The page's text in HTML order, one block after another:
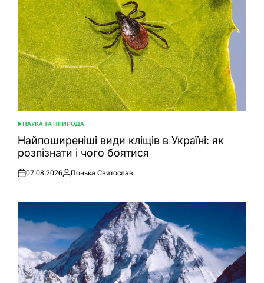
ОПУБЛІКУВАТИ
У
НАУКА ТА ПРИРОДА
Найпоширеніші види кліщів в Україні: як
розпізнати і чого боятися
Оприлюднено
07.08.2026
Опубліковано
Понька Святослав